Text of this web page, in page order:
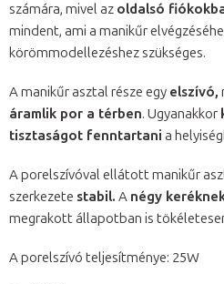
számára, mivel az oldalsó
mindent, ami a manikűr
körömmodellezéshez szükséges.
A manikűr asztal része egy elszívó,
áramlik por a térben. Ugyanakkor
tisztaságot fenntartani a
A porelszívóval ellátott manikűr
szerkezete stabil. A négy
megrakott állapotban is
A porelszívó teljesítménye: 25W